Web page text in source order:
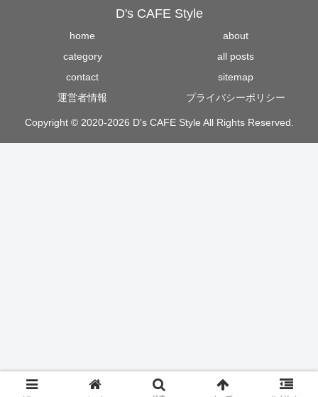
D's CAFE Style
home
about
category
all posts
contact
sitemap
運営者情報
プライバシーポリシー
Copyright © 2020-2026 D's CAFE Style All Rights Reserved.